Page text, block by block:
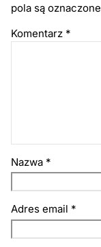
pola są oznaczone
Komentarz *
Nazwa *
Adres email *